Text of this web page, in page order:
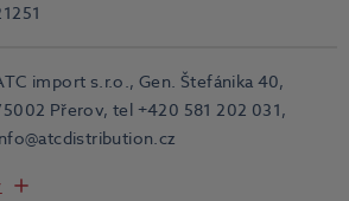
import s.r.o., Gen. Štefánika 40,
Přerov, tel +420 581 202 031,